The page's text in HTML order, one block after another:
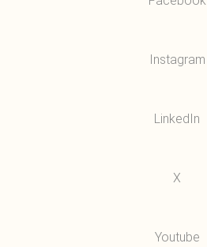
Instagram
LinkedIn
X
Youtube